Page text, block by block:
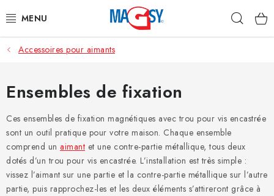
au
CATÉGORIE PRINCIPALE
ACCESSOIRES MAGNÉTIQUES
AIMANTS INDUSTRIELS
AUTRES AIMANTS
MATÉRIAUX EN ACIER INOXYDABLE
Accessoires pour aimants
Ensembles de fixation
Ces ensembles de fixation magnétiques avec trou pour vis encastrée
sont un outil pratique pour votre maison. Chaque ensemble
comprend un aimant et une contre-partie métallique, tous deux
dotés d’un trou pour vis encastrée. L’installation est très simple :
vissez l’aimant sur une partie et la contre-partie métallique sur l’autre
partie, puis rapprochez-les et les deux éléments s’attireront grâce à